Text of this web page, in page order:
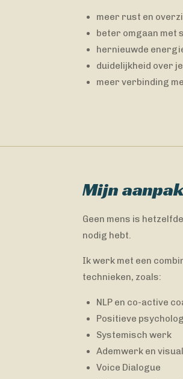
meer rust en
beter omgaan met
hernieuwde
duidelijkheid over
meer verbinding
Mijn
Geen mens is
nodig hebt.
Ik werk met een
technieken, zoals:
NLP en co-active
Positieve
Systemisch werk
Ademwerk en
Voice Dialogue